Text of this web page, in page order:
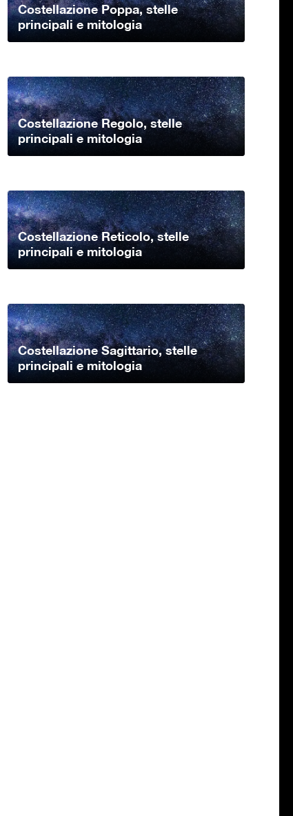
Costellazione Poppa, stelle
principali e mitologia
Costellazione Regolo, stelle
principali e mitologia
Costellazione Reticolo, stelle
principali e mitologia
Costellazione Sagittario, stelle
principali e mitologia